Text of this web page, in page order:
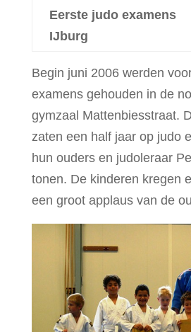
Eerste judo examens
IJburg
Begin juni 2006 werden
examens gehouden in de
gymzaal Mattenbiesstraat.
zaten een half jaar op judo
hun ouders en judoleraar
tonen. De kinderen kregen
een groot applaus van de